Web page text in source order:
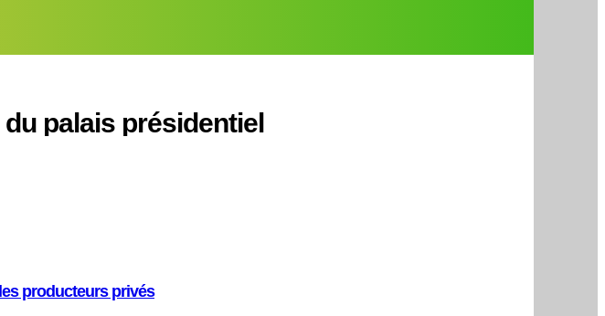
palais présidentiel
producteurs privés